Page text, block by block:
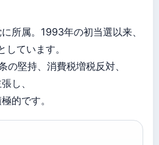
所属。1993年の初当選以来、
ています。
の堅持、消費税増税反対、
し、
的です。